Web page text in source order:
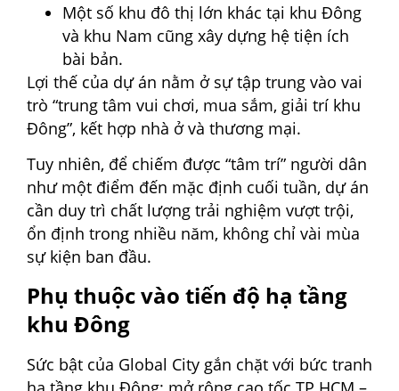
Một số khu đô thị lớn khác tại khu Đông
và khu Nam cũng xây dựng hệ tiện ích
bài bản.
Lợi thế của dự án nằm ở sự tập trung vào vai
trò “trung tâm vui chơi, mua sắm, giải trí khu
Đông”, kết hợp nhà ở và thương mại.
Tuy nhiên, để chiếm được “tâm trí” người dân
như một điểm đến mặc định cuối tuần, dự án
cần duy trì chất lượng trải nghiệm vượt trội,
ổn định trong nhiều năm, không chỉ vài mùa
sự kiện ban đầu.
Phụ thuộc vào tiến độ hạ tầng
khu Đông
Sức bật của Global City gắn chặt với bức tranh